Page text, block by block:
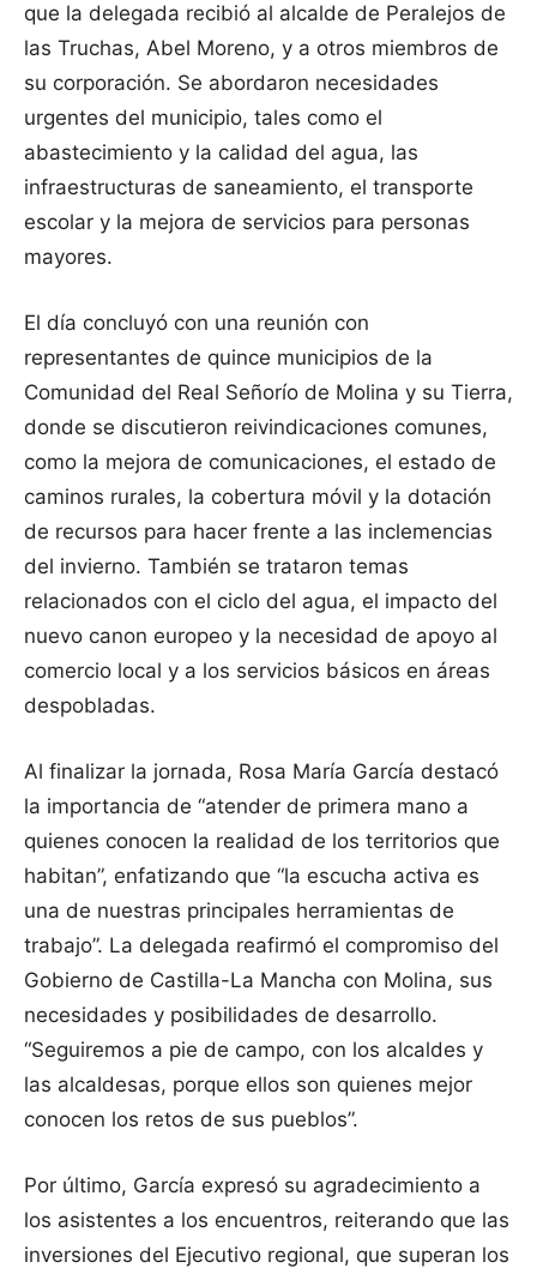
que la delegada recibió al alcalde de Peralejos de
las Truchas, Abel Moreno, y a otros miembros de
su corporación. Se abordaron necesidades
urgentes del municipio, tales como el
abastecimiento y la calidad del agua, las
infraestructuras de saneamiento, el transporte
escolar y la mejora de servicios para personas
mayores.
El día concluyó con una reunión con
representantes de quince municipios de la
Comunidad del Real Señorío de Molina y su Tierra,
donde se discutieron reivindicaciones comunes,
como la mejora de comunicaciones, el estado de
caminos rurales, la cobertura móvil y la dotación
de recursos para hacer frente a las inclemencias
del invierno. También se trataron temas
relacionados con el ciclo del agua, el impacto del
nuevo canon europeo y la necesidad de apoyo al
comercio local y a los servicios básicos en áreas
despobladas.
Al finalizar la jornada, Rosa María García destacó
la importancia de “atender de primera mano a
quienes conocen la realidad de los territorios que
habitan”, enfatizando que “la escucha activa es
una de nuestras principales herramientas de
trabajo”. La delegada reafirmó el compromiso del
Gobierno de Castilla-La Mancha con Molina, sus
necesidades y posibilidades de desarrollo.
“Seguiremos a pie de campo, con los alcaldes y
las alcaldesas, porque ellos son quienes mejor
conocen los retos de sus pueblos”.
Por último, García expresó su agradecimiento a
los asistentes a los encuentros, reiterando que las
inversiones del Ejecutivo regional, que superan los